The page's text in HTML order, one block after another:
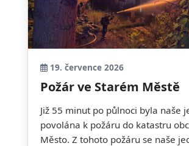
19. července 2026
Požár ve Starém Městě
Již 55 minut po půlnoci byla naše
povolána k požáru do katastru
Město. Z tohoto požáru se naše